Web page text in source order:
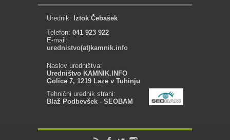
Urednik: Iztok Čebašek
Telefon: 041 923 922
E-mail:
urednistvo(at)kamnik.info
Naslov uredništva:
Uredništvo KAMNIK.INFO
Golice 7, 1219 Laze v Tuhinju
Tehnični urednik strani:
Blaž Podbevšek - SEOBAM